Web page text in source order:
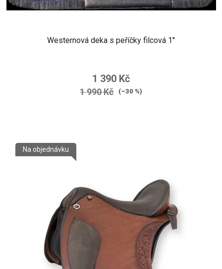
Westernová deka s peříčky filcová 1"
1 390 Kč
1 990 Kč (–30 %)
Na objednávku